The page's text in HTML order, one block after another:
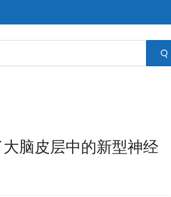
脑皮层中的新型神经